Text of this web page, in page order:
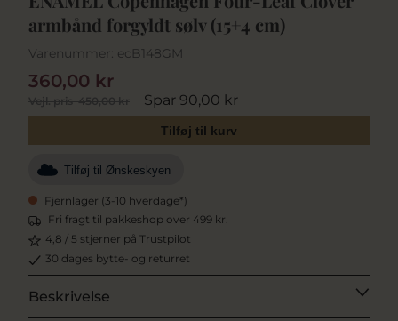
armbånd forgyldt sølv (15+4 cm)
Varenummer: ecB148GM
Vejl. pris450,00 kr Spar 90,00 kr
360,00 kr
Tilføj til kurv
Tilføj til Ønskeskyen
Fjernlager (3-10 hverdage*)
Fri fragt til pakkeshop over 499 kr.
4,8 / 5 stjerner på Trustpilot
30 dages bytte- og returret
Beskrivelse